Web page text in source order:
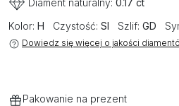
Diament naturalny: 0.17 ct
Kolor: H Czystość: SI Szlif: GD
Dowiedz się więcej o jakości
Pakowanie na prezent